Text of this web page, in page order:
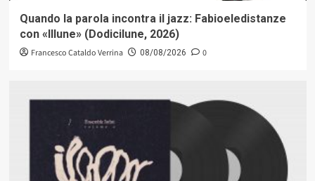
Quando la parola incontra il jazz: Fabioeledistanze
con «Illune» (Dodicilune, 2026)
Francesco Cataldo Verrina 08/08/2026 0